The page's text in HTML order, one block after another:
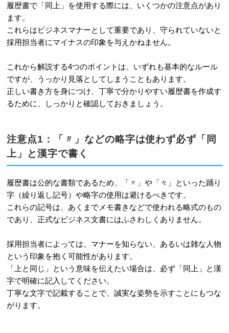
履歴書で「同上」を使用する際には、いくつかの注意点があり
ます。
これらはビジネスマナーとして重要であり、守られていないと
採用担当者にマイナスの印象を与えかねません。
これから解説する4つのポイントは、いずれも基本的なルール
ですが、うっかり見落としてしまうこともあります。
正しい書き方を身につけ、丁寧で分かりやすい履歴書を作成す
るために、しっかりと確認しておきましょう。
注意点1：「〃」などの略字は使わず必ず「同
上」と漢字で書く
履歴書は公的な書類であるため、「〃」や「々」といった踊り
字（繰り返し記号）や略字の使用は避けるべきです。
これらの記号は、あくまでメモ書きなどで使われる略式のもの
であり、正式なビジネス文書にはふさわしくありません。
採用担当者によっては、マナーを知らない、あるいは雑な人物
という印象を抱く可能性があります。
「上と同じ」という意味を伝えたい場合は、必ず「同上」と漢
字で明確に記入してください。
丁寧な文字で記載することで、誠実な姿勢を示すことにもつな
がります。